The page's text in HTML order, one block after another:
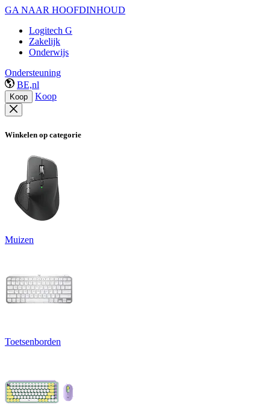
GA NAAR HOOFDINHOUD
Logitech G
Zakelijk
Onderwijs
Ondersteuning
BE,nl
Koop Koop
Winkelen op categorie
Muizen
Toetsenborden